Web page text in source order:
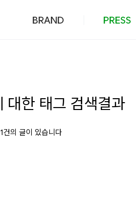
BRAND PRESS
대한 태그 검색결과
건의 글이 있습니다